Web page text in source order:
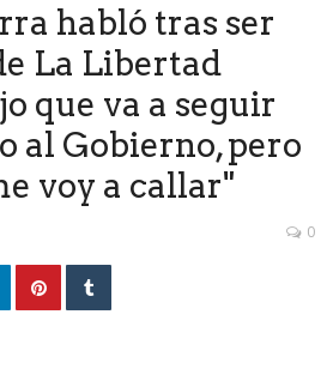
habló tras ser
La Libertad
que va a seguir
al Gobierno, pero
voy a callar"
0